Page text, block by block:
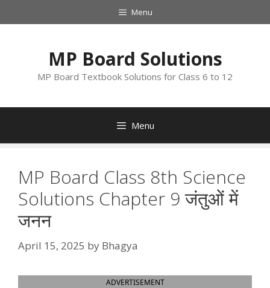
to
Menu
MP Board Solutions
MP Board Textbook Solutions for Class 6 to 12
Menu
MP Board Class 8th Science
Solutions Chapter 9 जंतुओं में
जनन
April 15, 2025 by Bhagya
ADVERTISEMENT